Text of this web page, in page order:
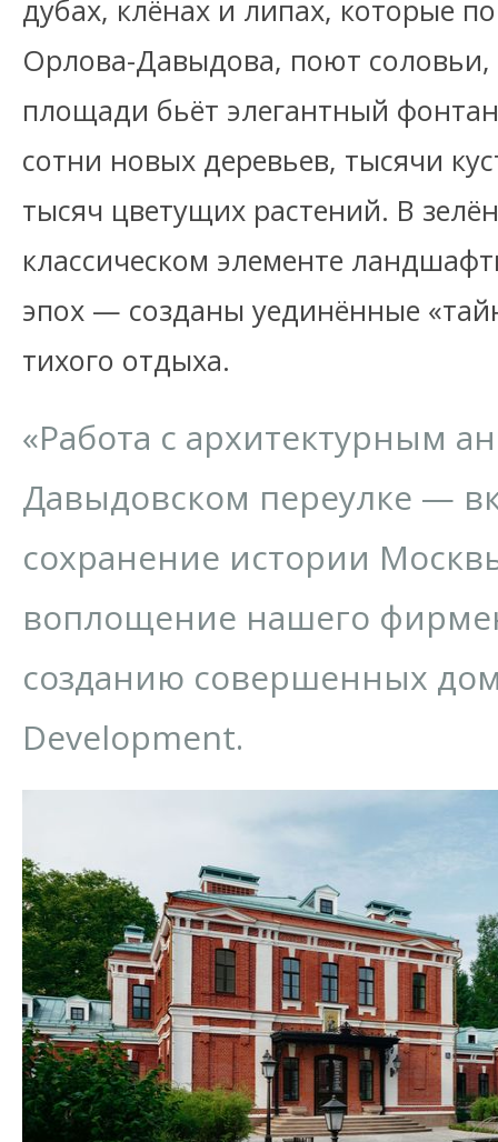
дубах, клёнах и липах, которые
Орлова-Давыдова, поют
площади бьёт элегантный
сотни новых деревьев, тысячи
тысяч цветущих растений. В
классическом элементе
эпох — созданы уединённые
тихого отдыха.
«Работа с архитектурным
Давыдовском переулке —
сохранение истории
воплощение нашего
созданию совершенных
Development.